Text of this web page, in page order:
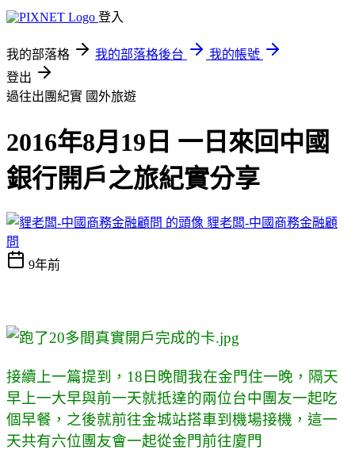
登入
我的部落格 我的部落格後台
我的帳號
登出
過往出團紀實 國外旅遊
2016年8月19日 一日來回中國
銀行開戶之旅紀實分享
貍老闆-中國商務金融顧
問
9年前
接續上一篇提到，18日晚間我在金門住一晚，隔天
早上一大早與前一天就抵達的兩位台中團友一起吃
個早餐，之後就前往金城站搭車到機場接機，這一
天共有六位團友會一起從金門前往廈門